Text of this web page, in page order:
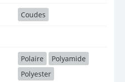
Coudes
Polaire
Polyamide
Polyester